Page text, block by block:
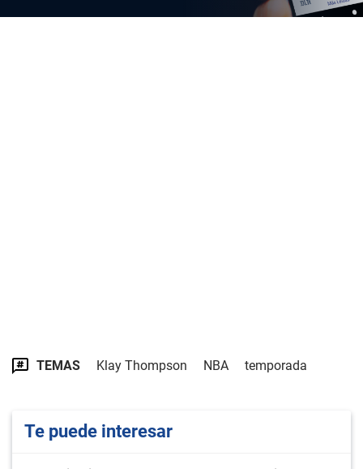
TEMAS Klay Thompson NBA temporada
Te puede interesar